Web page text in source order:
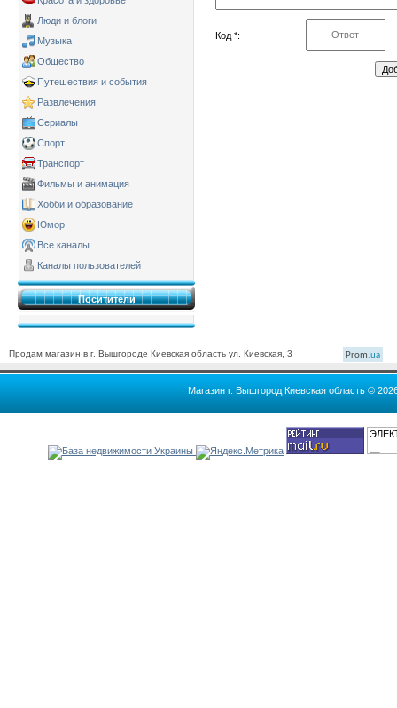
Люди и блоги
Музыка
Общество
Путешествия и события
Развлечения
Сериалы
Спорт
Транспорт
Фильмы и анимация
Хобби и образование
Юмор
Все каналы
Каналы пользователей
Поситители
Код *:
Продам магазин в г. Вышгороде Киевская область ул. Киевская, 3 Prom.ua
Магазин г. Вышгород Киевская область ©